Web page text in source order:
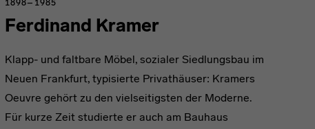
Ferdinand Kramer
1898–1985
Klapp- und faltbare Möbel, sozialer Siedlungsbau im
Neuen Frankfurt, typisierte Privathäuser: Kramers
Oeuvre gehört zu den vielseitigsten der Moderne.
Für kurze Zeit studierte er auch am Bauhaus